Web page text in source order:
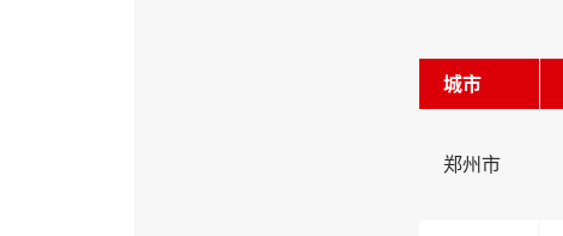
城市
郑州市